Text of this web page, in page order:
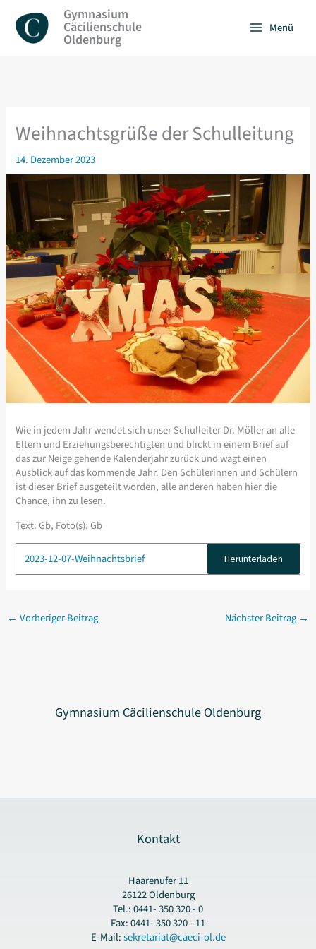
Inhalt
springen
Gymnasium
Cäcilienschule
Oldenburg
Menü
Weihnachtsgrüße der Schulleitung
14. Dezember 2023
Wie in jedem Jahr wendet sich unser Schulleiter Dr. Möller an alle
Eltern und Erziehungsberechtigten und blickt in einem Brief auf
das zur Neige gehende Kalenderjahr zurück und wagt einen
Ausblick auf das kommende Jahr. Den Schülerinnen und Schülern
ist dieser Brief ausgeteilt worden, alle anderen haben hier die
Chance, ihn zu lesen.
Text: Gb, Foto(s): Gb
2023-12-07-Weihnachtsbrief Herunterladen
← Vorheriger Beitrag Nächster Beitrag →
Gymnasium Cäcilienschule Oldenburg
Kontakt
Haarenufer 11
26122 Oldenburg
Tel.: 0441- 350 320 - 0
Fax: 0441- 350 320 - 11
E-Mail:sekretariat@caeci-ol.de